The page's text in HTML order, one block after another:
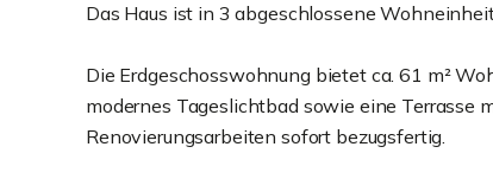
Das Haus ist in 3 abgeschlossene
Die Erdgeschosswohnung bietet ca. 61 m²
modernes Tageslichtbad sowie eine Terrasse
Renovierungsarbeiten sofort bezugsfertig.